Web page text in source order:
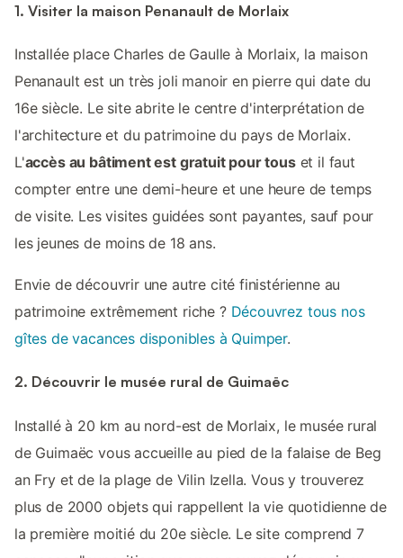
1. Visiter la maison Penanault de Morlaix
Installée place Charles de Gaulle à Morlaix, la maison
Penanault est un très joli manoir en pierre qui date du
16e siècle. Le site abrite le centre d'interprétation de
l'architecture et du patrimoine du pays de Morlaix.
L'accès au bâtiment est gratuit pour touset il faut
compter entre une demi-heure et une heure de temps
de visite. Les visites guidées sont payantes, sauf pour
les jeunes de moins de 18 ans.
Envie de découvrir une autre cité finistérienne au
patrimoine extrêmement riche ? Découvrez tous nos
gîtes de vacances disponibles à Quimper.
2. Découvrir le musée rural de Guimaëc
Installé à 20 km au nord-est de Morlaix, le musée rural
de Guimaëc vous accueille au pied de la falaise de Beg
an Fry et de la plage de Vilin Izella. Vous y trouverez
plus de 2000 objets qui rappellent la vie quotidienne de
la première moitié du 20e siècle. Le site comprend 7